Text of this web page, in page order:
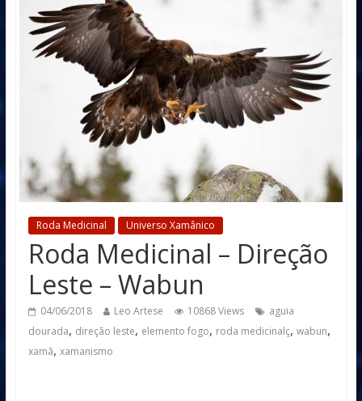
Roda Medicinal Universo Xamânico
Roda Medicinal – Direção
Leste – Wabun
04/06/2018 Leo Artese 10868 Views
aguia
dourada, direção leste, elemento fogo, roda medicinalç, wabun,
xamã, xamanismo